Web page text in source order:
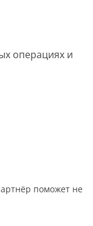
операциях и
поможет не